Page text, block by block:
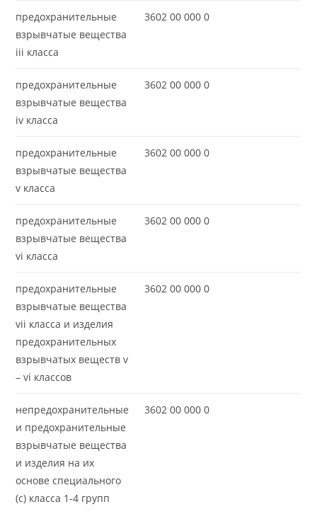
предохранительные
взрывчатые вещества
iii класса
3602 00 000 0
предохранительные
взрывчатые вещества
iv класса
3602 00 000 0
предохранительные
взрывчатые вещества
v класса
3602 00 000 0
предохранительные
взрывчатые вещества
vi класса
3602 00 000 0
предохранительные
взрывчатые вещества
vii класса и изделия
предохранительных
взрывчатых веществ v
– vi классов
3602 00 000 0
непредохранительные
и предохранительные
взрывчатые вещества
и изделия на их
основе специального
(с) класса 1-4 групп
3602 00 000 0